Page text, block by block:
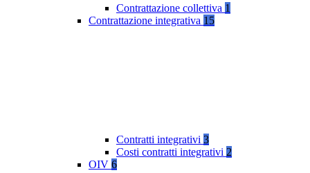
Contrattazione collettiva 1
Contrattazione integrativa 15
Contratti integrativi 3
Costi contratti integrativi 2
OIV 6